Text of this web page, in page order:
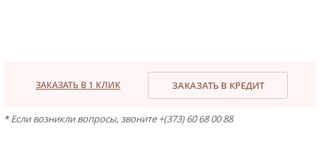
ЗАКАЗАТЬ В 1 КЛИК ЗАКАЗАТЬ В КРЕДИТ
* Если возникли вопросы, звоните +(373) 60 68 00 88